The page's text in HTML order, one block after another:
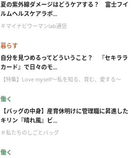
夏の紫外線ダメージはどうケアする？ 富士フイ
ルムヘルスケアラボ...
＃マイナビウーマンlab通信
暮らす
自分を見つめるってどういうこと？ 『セキララ
カード』で日々のモ...
【特集】Love myself～私を知る、育む、愛する～
働く
【バッグの中身】産育休明けに管理職に昇進した
キリン『晴れ風』ビ...
＃私たちのしごとバッグ
働く